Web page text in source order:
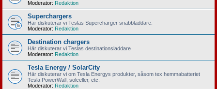
Moderator: Redaktion
Superchargers
Här diskuterar vi Teslas Supercharger snabbladdare.
Moderator: Redaktion
Destination chargers
Här diskuterar vi Teslas destinationsladdare
Moderator: Redaktion
Tesla Energy / SolarCity
Här diskuterar vi om Tesla Energys produkter, såsom tex hemmabatteriet
Tesla PowerWall, solceller, etc.
Moderator: Redaktion